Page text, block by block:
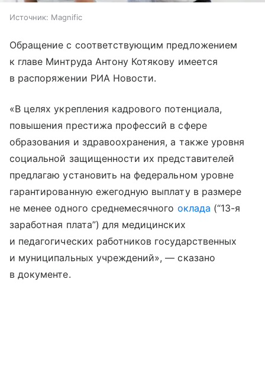
Источник: Magnific
Обращение с соответствующим предложением
к главе Минтруда Антону Котякову имеется
в распоряжении РИА Новости.
«В целях укрепления кадрового потенциала,
повышения престижа профессий в сфере
образования и здравоохранения, а также уровня
социальной защищенности их представителей
предлагаю установить на федеральном уровне
гарантированную ежегодную выплату в размере
не менее одного среднемесячного оклада (“13-я
заработная плата”) для медицинских
и педагогических работников государственных
и муниципальных учреждений», — сказано
в документе.